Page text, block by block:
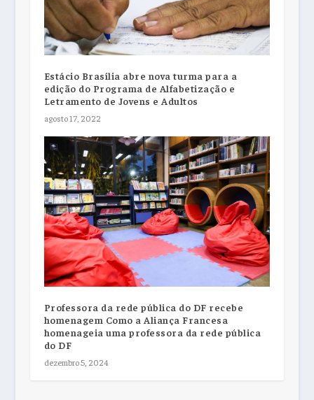
Estácio Brasília abre nova turma para a
edição do Programa de Alfabetização e
Letramento de Jovens e Adultos
agosto 17, 2022
Professora da rede pública do DF recebe
homenagem Como a Aliança Francesa
homenageia uma professora da rede pública
do DF
dezembro 5, 2024